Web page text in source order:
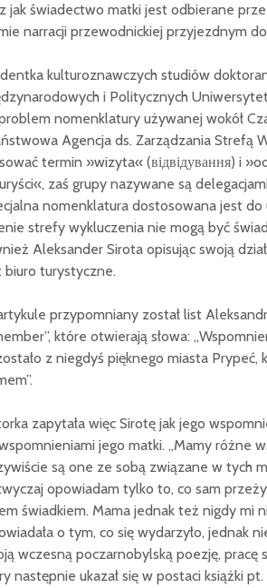
jak świadectwo matki jest odbierane
narracji przewodnickiej przyjezdnym do
kulturoznawczych studiów
i Politycznych
nomenklatury używanej wokół
Agencja ds. Zarządzania Strefą
termin »wizyta« (відвідування) i
zaś grupy nazywane są
nomenklatura dostosowana jest
strefy wykluczenia nie mogą być
Aleksander Sirota opisując swoją
biuro turystyczne.
przypomniany został list
które otwierają słowa:
z niegdyś pięknego miasta Prypeć,
zapytała więc Sirotę jak jego
jego matki. „Mamy różne
są one ze sobą związane w tych
opowiadam tylko to, co sam
świadkiem. Mama jednak też nigdy mi
o tym, co się wydarzyło, jednak
wczesną poczarnobylską poezję, pracę
następnie ukazał się w postaci książki